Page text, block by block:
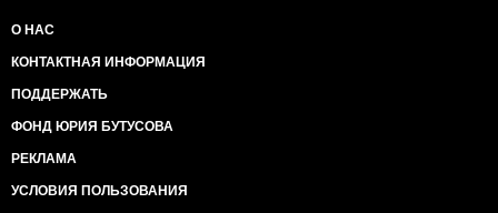
О НАС
КОНТАКТНАЯ ИНФОРМАЦИЯ
ПОДДЕРЖАТЬ
ФОНД ЮРИЯ БУТУСОВА
РЕКЛАМА
УСЛОВИЯ ПОЛЬЗОВАНИЯ